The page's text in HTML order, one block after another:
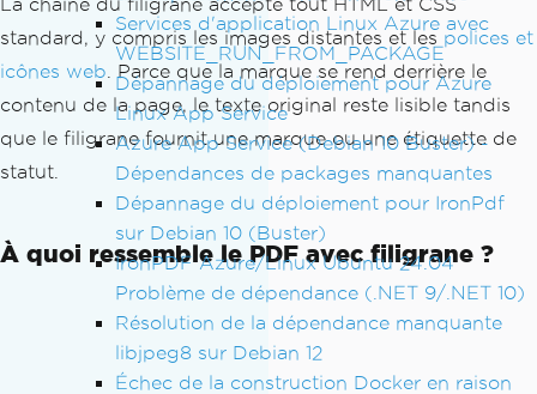
Services d'application Linux Azure avec
WEBSITE_RUN_FROM_PACKAGE
Dépannage du déploiement pour Azure
Linux App Service
Azure App Service (Debian 10 Buster) -
Dépendances de packages manquantes
Dépannage du déploiement pour IronPdf
sur Debian 10 (Buster)
IronPDF Azure/Linux Ubuntu 24.04
Problème de dépendance (.NET 9/.NET 10)
Résolution de la dépendance manquante
libjpeg8 sur Debian 12
Échec de la construction Docker en raison
La chaîne du filigrane accepte tout HTML et CSS
standard, y compris les images distantes et les polices et
icônes web. Parce que la marque se rend derrière le
contenu de la page, le texte original reste lisible tandis
que le filigrane fournit une marque ou une étiquette de
statut.
À quoi ressemble le PDF avec filigrane ?